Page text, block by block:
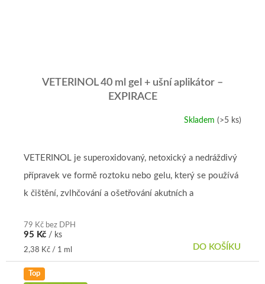
VETERINOL 40 ml gel + ušní aplikátor –⁠⁠⁠⁠⁠⁠
EXPIRACE
Skladem (>5 ks)
79 Kč bez DPH
95 Kč / ks
Měrná
cena:
2,38 Kč / 1 ml DO KOŠÍKU
VETERINOL je superoxidovaný, netoxický a nedráždivý
přípravek ve formě roztoku nebo gelu, který se používá
k čištění, zvlhčování a ošetřování akutních a
Top